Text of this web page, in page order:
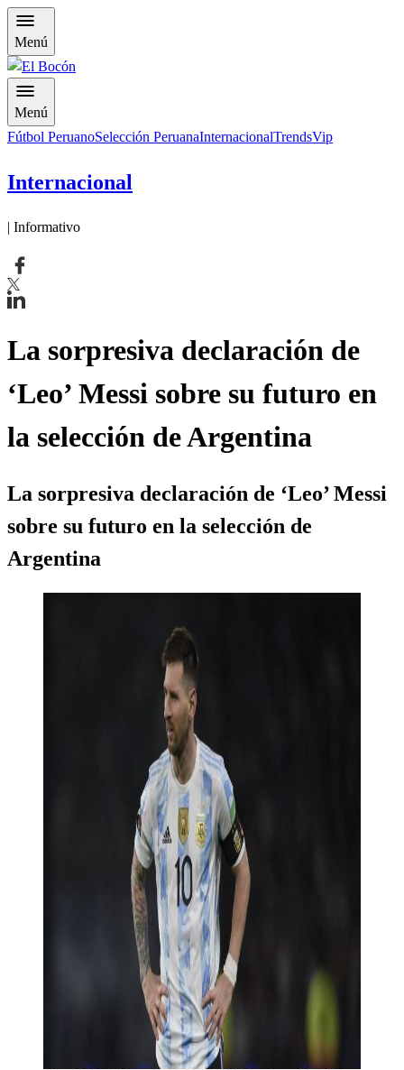
Menú
Menú
Fútbol PeruanoSelección PeruanaInternacionalTrendsVip
Internacional
| Informativo
La sorpresiva declaración de
‘Leo’ Messi sobre su futuro en
la selección de Argentina
La sorpresiva declaración de ‘Leo’ Messi
sobre su futuro en la selección de
Argentina